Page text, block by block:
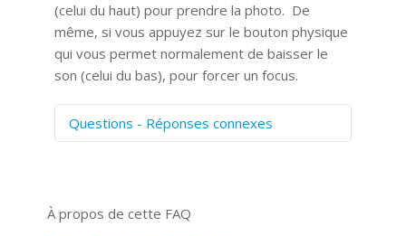
(celui du haut) pour prendre la photo. De
même, si vous appuyez sur le bouton physique
qui vous permet normalement de baisser le
son (celui du bas), pour forcer un focus.
Questions - Réponses connexes
Prise de vue 360°
À propos de cette FAQ